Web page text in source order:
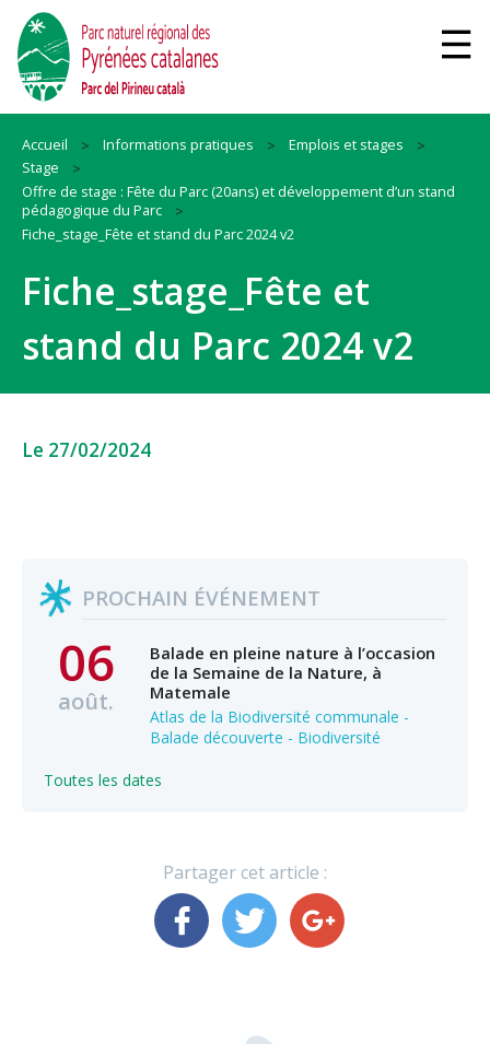
Accueil Informations pratiques
Emplois et stages
Stage
Offre de stage : Fête du Parc (20ans) et développement d’un stand
pédagogique du Parc
Fiche_stage_Fête et stand du Parc 2024 v2
Fiche_stage_Fête et
stand du Parc 2024 v2
Le 27/02/2024
PROCHAIN ÉVÉNEMENT
06
août.
Balade en pleine nature à l’occasion
de la Semaine de la Nature, à
Matemale
Atlas de la Biodiversité communale -
Balade découverte - Biodiversité
Toutes les dates
Partager cet article :